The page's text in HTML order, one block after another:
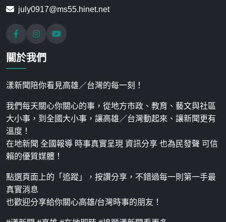
july0917@ms55.hinet.net
關於我們
漾新聞陪你看見高雄／台灣的每一刻！
我們每天關心你關心的事，從地方市政、教育、藝文與社區
大小事，到全國大小事，讓高雄／台灣動起來、讓新聞更有
溫度！
在地新聞 全國報導 時事真實呈現 資訊分享 也為民發聲 可信
賴的優質媒體！
點選頁面上的「追蹤」，按讚分享，不錯過每一則第一手最
真實消息
也歡迎分享給你關心高雄/台灣時事的朋友！